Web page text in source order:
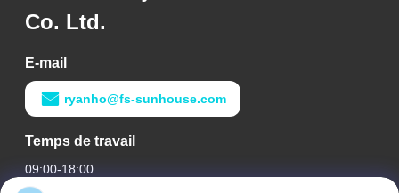
Co. Ltd.
E-mail
ryanho@fs-sunhouse.com
Temps de travail
09:00-18:00